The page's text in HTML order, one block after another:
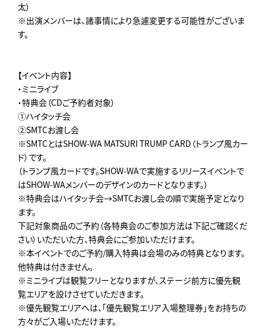
太）
※出演メンバーは、諸事情により急遽変更する可能性がございま
す。
【イベント内容】
・ミニライブ
・特典会（CDご予約者対象）
①ハイタッチ会
②SMTCお渡し会
※SMTCとはSHOW-WA MATSURI TRUMP CARD（トランプ風カー
ド）です。
（トランプ風カードです。SHOW-WAで実施するリリースイベントで
はSHOW-WAメンバーのデザインのカードとなります。）
※特典会はハイタッチ会→SMTCお渡し会の順で実施予定となり
ます。
下記対象商品のご予約（各特典会のご参加方法は下記ご確認くだ
さい）いただいた方、特典会にご参加いただけます。
※本イベントでのご予約/購入特典は会場のみの特典となります。
他特典は付きません。
※ミニライブは観覧フリーとなりますが、ステージ前方に優先観
覧エリアを設けさせていただきます。
※優先観覧エリアへは、「優先観覧エリア入場整理券」をお持ちの
方々がご入場いただけます。